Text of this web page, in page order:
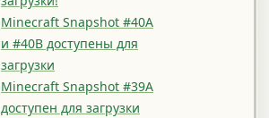
Minecraft Snapshot #40A
и #40B доступены для
загрузки
Minecraft Snapshot #39A
доступен для загрузки